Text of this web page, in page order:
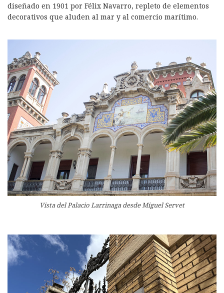
diseñado en 1901 por Félix Navarro, repleto de elementos
decorativos que aluden al mar y al comercio marítimo.
Vista del Palacio Larrinaga desde Miguel Servet